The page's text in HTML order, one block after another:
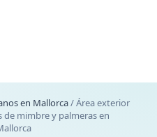
en Mallorca/Área exterior
mimbre y palmeras en